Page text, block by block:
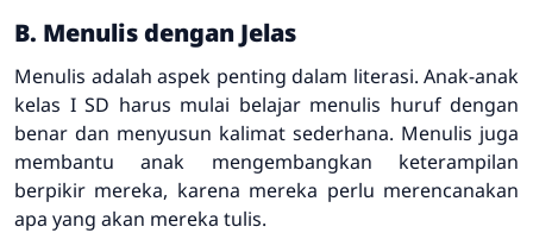
B. Menulis dengan Jelas
Menulis adalah aspek penting dalam literasi. Anak-anak
kelas I SD harus mulai belajar menulis huruf dengan
benar dan menyusun kalimat sederhana. Menulis juga
membantu anak mengembangkan keterampilan
berpikir mereka, karena mereka perlu merencanakan
apa yang akan mereka tulis.